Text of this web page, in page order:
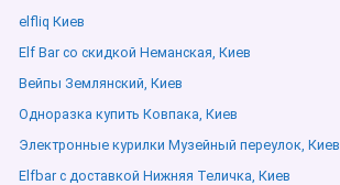
elfliq Киев
Elf Bar со скидкой Неманская, Киев
Вейпы Землянский, Киев
Одноразка купить Ковпака, Киев
Электронные курилки Музейный переулок, Киев
Elfbar с доставкой Нижняя Теличка, Киев